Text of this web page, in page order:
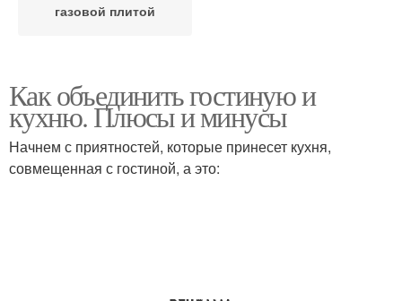
газовой плитой
Как объединить гостиную и
кухню. Плюсы и минусы
Начнем с приятностей, которые принесет кухня,
совмещенная с гостиной, а это: